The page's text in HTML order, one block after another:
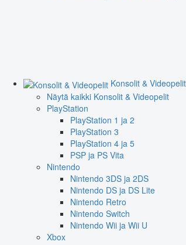
Konsolit & Videopelit
Näytä kaikki Konsolit & Videopelit
PlayStation
PlayStation 1 ja 2
PlayStation 3
PlayStation 4 ja 5
PSP ja PS Vita
Nintendo
Nintendo 3DS ja 2DS
Nintendo DS ja DS Lite
Nintendo Retro
Nintendo Switch
Nintendo Wii ja Wii U
Xbox